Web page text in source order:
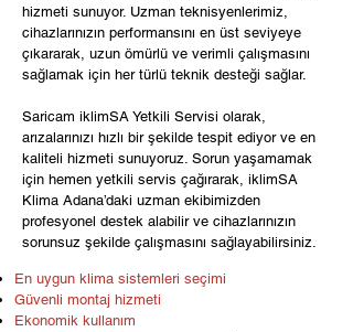
hizmeti sunuyor. Uzman teknisyenlerimiz,
cihazlarınızın performansını en üst seviyeye
çıkararak, uzun ömürlü ve verimli çalışmasını
sağlamak için her türlü teknik desteği sağlar.
Saricam iklimSA Yetkili Servisi olarak,
arızalarınızı hızlı bir şekilde tespit ediyor ve en
kaliteli hizmeti sunuyoruz. Sorun yaşamamak
için hemen yetkili servis çağırarak, iklimSA
Klima Adana’daki uzman ekibimizden
profesyonel destek alabilir ve cihazlarınızın
sorunsuz şekilde çalışmasını sağlayabilirsiniz.
En uygun klima sistemleri seçimi
Güvenli montaj hizmeti
Ekonomik kullanım